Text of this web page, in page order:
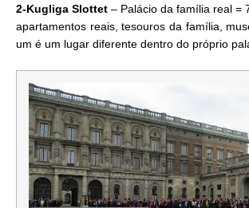
2-Kugliga Slottet – Palácio da família real =
apartamentos reais, tesouros da família,
um é um lugar diferente dentro do próprio